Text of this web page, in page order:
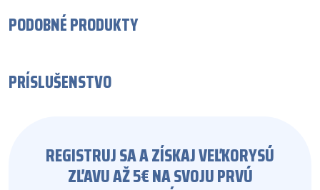
PODOBNÉ PRODUKTY
PRÍSLUŠENSTVO
REGISTRUJ SA A ZÍSKAJ VEĽKORYSÚ
ZĽAVU AŽ 5€ NA SVOJU PRVÚ